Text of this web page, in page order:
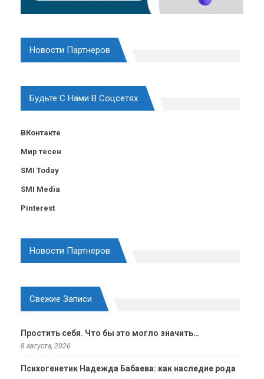
Новости Партнеров
Будьте С Нами В Соцсетях
ВКонтакте
Мир тесен
SMI Today
SMI Media
Pinterest
Новости Партнеров
Свежие Записи
Простить себя. Что бы это могло значить…
8 августа, 2026
Психогенетик Надежда Бабаева: как наследие рода